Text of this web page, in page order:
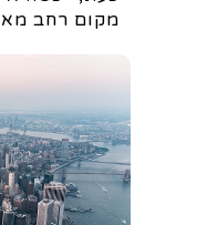
מקום רחב